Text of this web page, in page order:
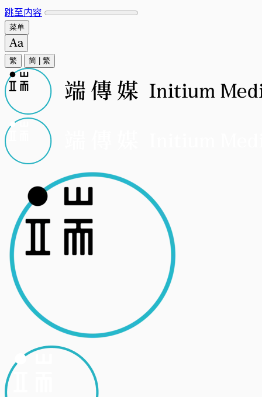
跳至内容
菜单
繁 简 繁